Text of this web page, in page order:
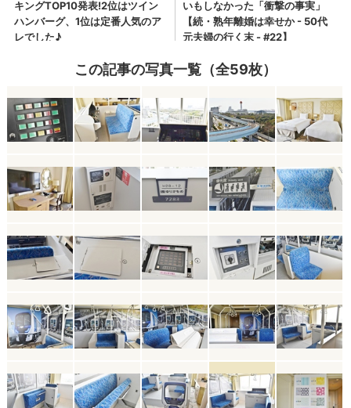
この記事の写真一覧（全59枚）